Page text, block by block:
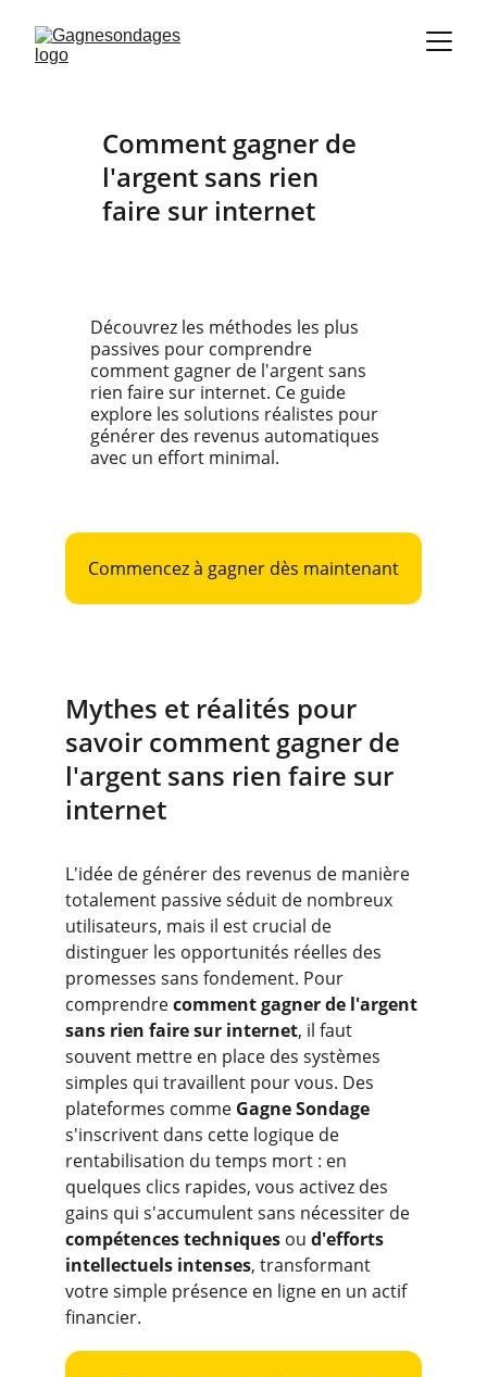
Comment gagner de
l'argent sans rien
faire sur internet
Découvrez les méthodes les plus
passives pour comprendre
comment gagner de l'argent sans
rien faire sur internet. Ce guide
explore les solutions réalistes pour
générer des revenus automatiques
avec un effort minimal.
Commencez à gagner dès maintenant
Mythes et réalités pour
savoir comment gagner de
l'argent sans rien faire sur
internet
L'idée de générer des revenus de manière
totalement passive séduit de nombreux
utilisateurs, mais il est crucial de
distinguer les opportunités réelles des
promesses sans fondement. Pour
comprendre comment gagner de l'argent
sans rien faire sur internet, il faut
souvent mettre en place des systèmes
simples qui travaillent pour vous. Des
plateformes comme Gagne Sondage
s'inscrivent dans cette logique de
rentabilisation du temps mort : en
quelques clics rapides, vous activez des
gains qui s'accumulent sans nécessiter de
compétences techniques ou d'efforts
intellectuels intenses, transformant
votre simple présence en ligne en un actif
financier.